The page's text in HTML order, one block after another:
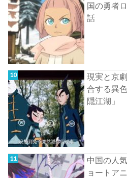
国の勇者
話
現実と京
合する異
隠江湖」
中国の人
ョートア